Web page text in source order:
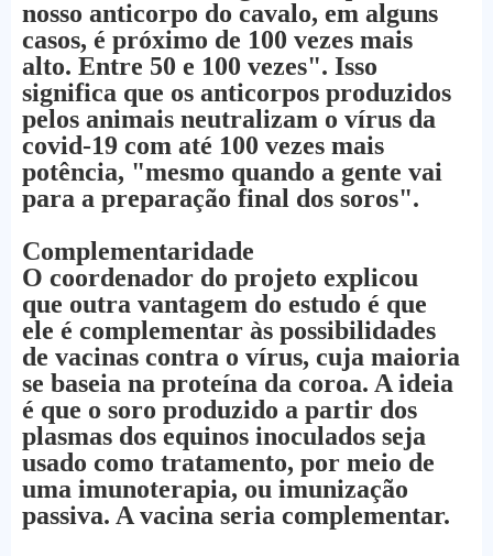
nosso anticorpo do cavalo, em alguns
casos, é próximo de 100 vezes mais
alto. Entre 50 e 100 vezes". Isso
significa que os anticorpos produzidos
pelos animais neutralizam o vírus da
covid-19 com até 100 vezes mais
potência, "mesmo quando a gente vai
para a preparação final dos soros".
Complementaridade
O coordenador do projeto explicou
que outra vantagem do estudo é que
ele é complementar às possibilidades
de vacinas contra o vírus, cuja maioria
se baseia na proteína da coroa. A ideia
é que o soro produzido a partir dos
plasmas dos equinos inoculados seja
usado como tratamento, por meio de
uma imunoterapia, ou imunização
passiva. A vacina seria complementar.